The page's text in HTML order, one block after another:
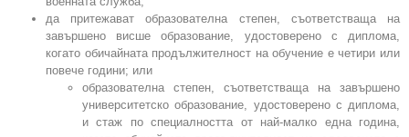
да притежават образователна степен, съответстваща на
завършено висше образование, удостоверено с диплома,
когато обичайната продължителност на обучение е четири или
повече години; или
образователна степен, съответстваща на завършено
университетско образование, удостоверено с диплома,
и стаж по специалността от най-малко една година,